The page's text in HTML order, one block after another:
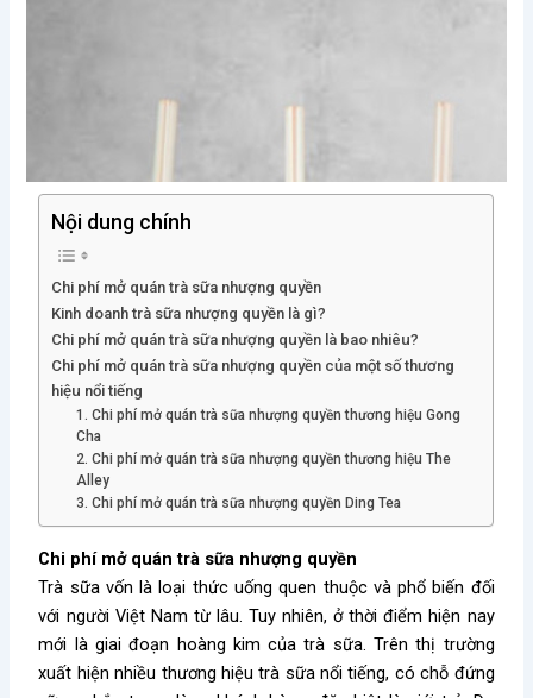
Nội dung chính
Chi phí mở quán trà sữa nhượng quyền
Kinh doanh trà sữa nhượng quyền là gì?
Chi phí mở quán trà sữa nhượng quyền là bao nhiêu?
Chi phí mở quán trà sữa nhượng quyền của một số thương
hiệu nổi tiếng
1. Chi phí mở quán trà sữa nhượng quyền thương hiệu Gong
Cha
2. Chi phí mở quán trà sữa nhượng quyền thương hiệu The
Alley
3. Chi phí mở quán trà sữa nhượng quyền Ding Tea
Chi phí mở quán trà sữa nhượng quyền
Trà sữa vốn là loại thức uống quen thuộc và phổ biến đối
với người Việt Nam từ lâu. Tuy nhiên, ở thời điểm hiện nay
mới là giai đoạn hoàng kim của trà sữa. Trên thị trường
xuất hiện nhiều thương hiệu trà sữa nổi tiếng, có chỗ đứng